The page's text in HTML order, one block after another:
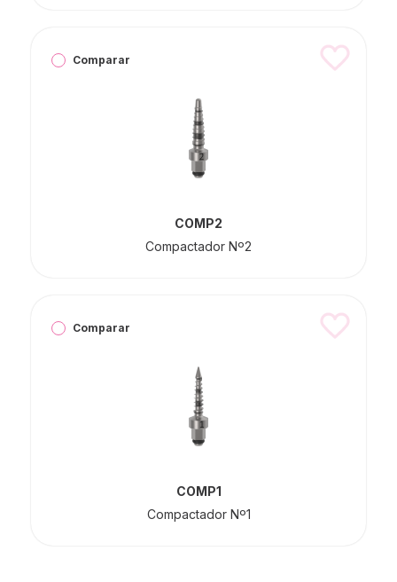
Comparar
COMP2
Compactador Nº2
Comparar
COMP1
Compactador Nº1